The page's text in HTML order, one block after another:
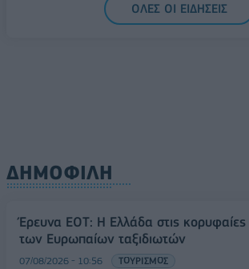
ΟΛΕΣ ΟΙ ΕΙΔΗΣΕΙΣ
ΔΗΜΟΦΙΛΗ
Έρευνα ΕΟΤ: Η Ελλάδα στις κορυφαίες
των Ευρωπαίων ταξιδιωτών
07/08/2026 - 10:56 ΤΟΥΡΙΣΜΟΣ